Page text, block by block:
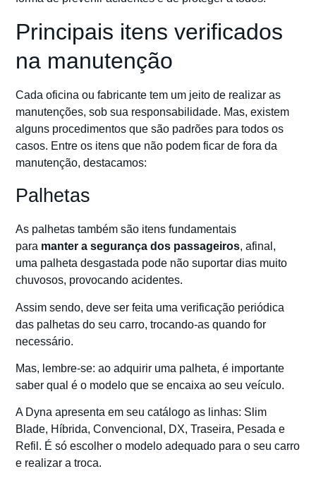
Principais itens verificados
na manutenção
Cada oficina ou fabricante tem um jeito de realizar as
manutenções, sob sua responsabilidade. Mas, existem
alguns procedimentos que são padrões para todos os
casos. Entre os itens que não podem ficar de fora da
manutenção, destacamos:
Palhetas
As palhetas também são itens fundamentais
para manter a segurança dos passageiros, afinal,
uma palheta desgastada pode não suportar dias muito
chuvosos, provocando acidentes.
Assim sendo, deve ser feita uma verificação periódica
das palhetas do seu carro, trocando-as quando for
necessário.
Mas, lembre-se: ao adquirir uma palheta, é importante
saber qual é o modelo que se encaixa ao seu veículo.
A Dyna apresenta em seu catálogo as linhas: Slim
Blade, Híbrida, Convencional, DX, Traseira, Pesada e
Refil. É só escolher o modelo adequado para o seu carro
e realizar a troca.